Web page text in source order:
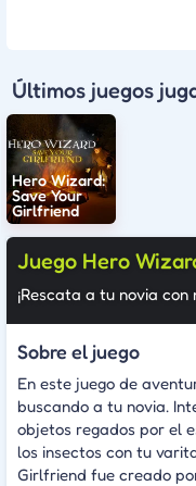
Últimos juegos
Hero Wizard:
Save Your
Girlfriend
Juego Hero
¡Rescata a tu novia con
Sobre el juego
En este juego de
buscando a tu novia.
objetos regados por el
los insectos con tu
Girlfriend fue creado